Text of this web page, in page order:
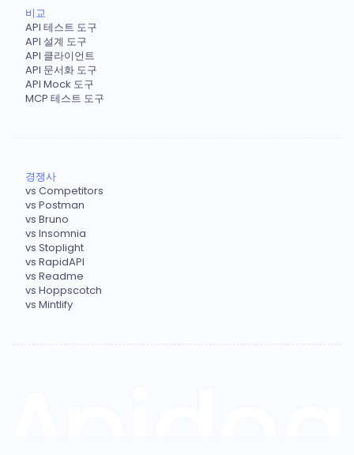
비교
API 테스트 도구
API 설계 도구
API 클라이언트
API 문서화 도구
API Mock 도구
MCP 테스트 도구
경쟁사
vs Competitors
vs Postman
vs Bruno
vs Insomnia
vs Stoplight
vs RapidAPI
vs Readme
vs Hoppscotch
vs Mintlify